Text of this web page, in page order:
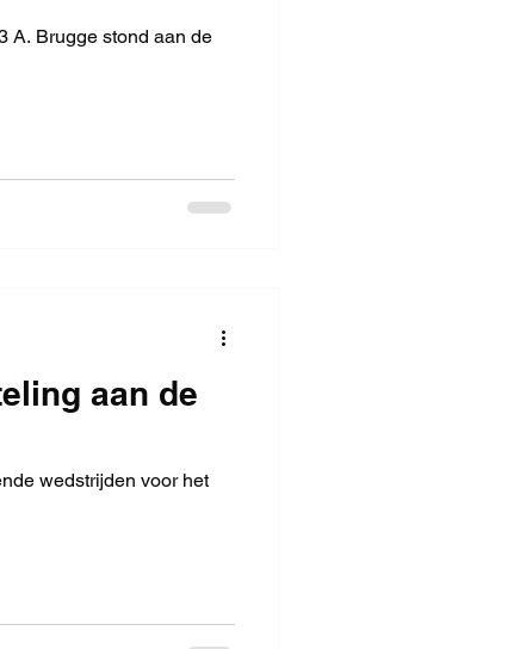
A. Brugge stond aan de
aan de
wedstrijden voor het